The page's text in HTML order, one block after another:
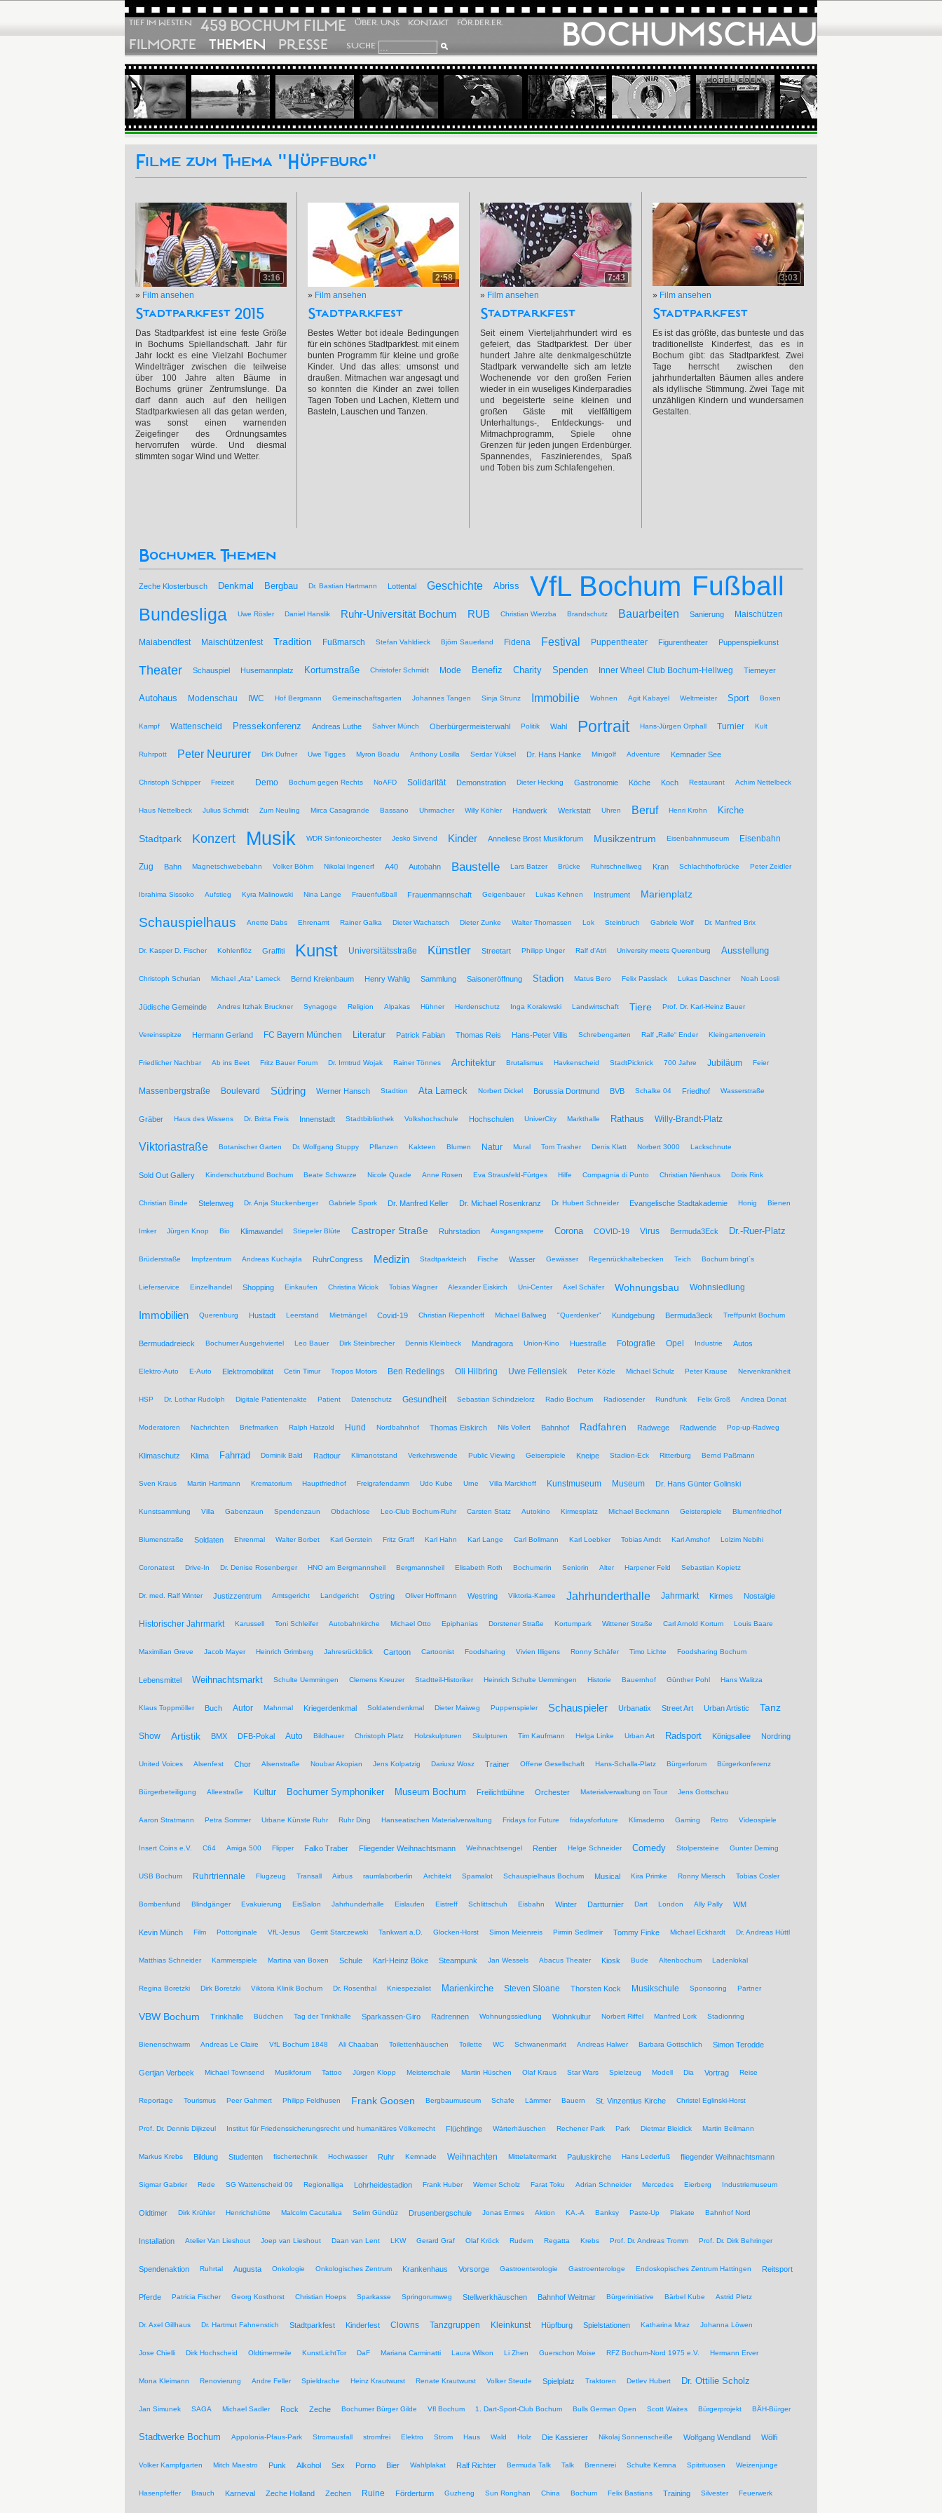
BOCHUMSCHAU
TIEF IM WESTEN 459 BOCHUM FILME ÜBER UNS KONTAKT FÖRDERER
FILMORTE THEMEN PRESSE SUCHE
Filme zum Thema "Hüpfburg"
3:16
» Film ansehen
Stadtparkfest 2015
Das Stadtparkfest ist eine feste Größe
in Bochums Spiellandschaft. Jahr für
Jahr lockt es eine Vielzahl Bochumer
Windelträger zwischen die teilweise
über 100 Jahre alten Bäume in
Bochums grüner Zentrumslunge. Da
darf dann auch auf den heiligen
Stadtparkwiesen all das getan werden,
was sonst einen warnenden
Zeigefinger des Ordnungsamtes
hervorrufen würde. Und diesmal
stimmten sogar Wind und Wetter.
2:58
» Film ansehen
Stadtparkfest
Bestes Wetter bot ideale Bedingungen
für ein schönes Stadtparkfest. mit einem
bunten Programm für kleine und große
Kinder. Und das alles: umsonst und
draußen. Mitmachen war angesagt und
so konnten die Kinder an zwei tollen
Tagen Toben und Lachen, Klettern und
Basteln, Lauschen und Tanzen.
7:43
» Film ansehen
Stadtparkfest
Seit einem Vierteljahrhundert wird es
gefeiert, das Stadtparkfest. Der über
hundert Jahre alte denkmalgeschützte
Stadtpark verwandelte sich am letzte
Wochenende vor den großen Ferien
wieder in ein wuseliges Kinderparadies
und begeisterte seine kleinen und
großen Gäste mit vielfältigem
Unterhaltungs-, Entdeckungs- und
Mitmachprogramm, Spiele ohne
Grenzen für jeden jungen Erdenbürger.
Spannendes, Faszinierendes, Spaß
und Toben bis zum Schlafengehen.
3:03
» Film ansehen
Stadtparkfest
Es ist das größte, das bunteste und das
traditionellste Kinderfest, das es in
Bochum gibt: das Stadtparkfest. Zwei
Tage herrscht zwischen den
jahrhundertalten Bäumen alles andere
als idyllische Stimmung. Zwei Tage mit
unzähligen Kindern und wundersamen
Gestalten.
Bochumer Themen
Zeche Klosterbusch Denkmal Bergbau Dr. Bastian Hartmann Lottental Geschichte Abriss VfL Bochum Fußball
Bundesliga Uwe Rösler Daniel Hanslik Ruhr-Universität Bochum RUB Christian Wierzba Brandschutz Bauarbeiten Sanierung Maischützen
Maiabendfest Maischützenfest Tradition Fußmarsch Stefan Vahldieck Björn Sauerland Fidena Festival Puppentheater Figurentheater Puppenspielkunst
Theater Schauspiel Husemannplatz Kortumstraße Christofer Schmidt Mode Benefiz Charity Spenden Inner Wheel Club Bochum-Hellweg Tiemeyer
Autohaus Modenschau IWC Hof Bergmann Gemeinschaftsgarten Johannes Tangen Sinja Strunz Immobilie Wohnen Agit Kabayel Weltmeister Sport Boxen
Kampf Wattenscheid Pressekonferenz Andreas Luthe Sahver Münch Oberbürgermeisterwahl Politik Wahl Portrait Hans-Jürgen Orphall Turnier Kult
Ruhrpott Peter Neururer Dirk Dufner Uwe Tigges Myron Boadu Anthony Losilla Serdar Yüksel Dr. Hans Hanke Minigolf Adventure Kemnader See
Christoph Schipper Freizeit Demo Bochum gegen Rechts NoAFD Solidarität Demonstration Dieter Hecking Gastronomie Köche Koch Restaurant Achim Nettelbeck
Haus Nettelbeck Julius Schmidt Zum Neuling Mirca Casagrande Bassano Uhrmacher Willy Köhler Handwerk Werkstatt Uhren Beruf Henri Krohn Kirche
Stadtpark Konzert Musik WDR Sinfonieorchester Jesko Sirvend Kinder Anneliese Brost Musikforum Musikzentrum Eisenbahnmuseum Eisenbahn
Zug Bahn Magnetschwebebahn Volker Böhm Nikolai Ingenerf A40 Autobahn Baustelle Lars Batzer Brücke Ruhrschnellweg Kran Schlachthofbrücke Peter Zeidler
Ibrahima Sissoko Aufstieg Kyra Malinowski Nina Lange Frauenfußball Frauenmannschaft Geigenbauer Lukas Kehnen Instrument Marienplatz
Schauspielhaus Anette Dabs Ehrenamt Rainer Galka Dieter Wachatsch Dieter Zunke Walter Thomassen Lok Steinbruch Gabriele Wolf Dr. Manfred Brix
Dr. Kasper D. Fischer Kohlenflöz Graffiti Kunst Universitätsstraße Künstler Streetart Philipp Unger Ralf d'Atri University meets Querenburg Ausstellung
Christoph Schurian Michael „Ata“ Lameck Bernd Kreienbaum Henry Wahlig Sammlung Saisoneröffnung Stadion Matus Bero Felix Passlack Lukas Daschner Noah Loosli
Jüdische Gemeinde Andres Itzhak Bruckner Synagoge Religion Alpakas Hühner Herdenschutz Inga Koralewski Landwirtschaft Tiere Prof. Dr. Karl-Heinz Bauer
Vereinsspitze Hermann Gerland FC Bayern München Literatur Patrick Fabian Thomas Reis Hans-Peter Villis Schrebengarten Ralf „Ralle“ Ender Kleingartenverein
Friedlicher Nachbar Ab ins Beet Fritz Bauer Forum Dr. Irmtrud Wojak Rainer Tönnes Architektur Brutalismus Havkenscheid StadtPicknick 700 Jahre Jubiläum Feier
Massenbergstraße Boulevard Südring Werner Hansch Stadtion Ata Lameck Norbert Dickel Borussia Dortmund BVB Schalke 04 Friedhof Wasserstraße
Gräber Haus des Wissens Dr. Britta Freis Innenstadt Stadtbibliothek Volkshochschule Hochschulen UniverCity Markthalle Rathaus Willy-Brandt-Platz
Viktoriastraße Botanischer Garten Dr. Wolfgang Stuppy Pflanzen Kakteen Blumen Natur Mural Tom Trasher Denis Klatt Norbert 3000 Lackschnute
Sold Out Gallery Kinderschutzbund Bochum Beate Schwarze Nicole Quade Anne Rosen Eva Strausfeld-Fürtges Hilfe Compagnia di Punto Christian Nienhaus Doris Rink
Christian Binde Stelenweg Dr. Anja Stuckenberger Gabriele Spork Dr. Manfred Keller Dr. Michael Rosenkranz Dr. Hubert Schneider Evangelische Stadtakademie Honig Bienen
Imker Jürgen Knop Bio Klimawandel Stiepeler Blüte Castroper Straße Ruhrstadion Ausgangssperre Corona COVID-19 Virus Bermuda3Eck Dr.-Ruer-Platz
Brüderstraße Impfzentrum Andreas Kuchajda RuhrCongress Medizin Stadtparkteich Fische Wasser Gewässer Regenrückhaltebecken Teich Bochum bringt´s
Lieferservice Einzelhandel Shopping Einkaufen Christina Wiciok Tobias Wagner Alexander Eiskirch Uni-Center Axel Schäfer Wohnungsbau Wohnsiedlung
Immobilien Querenburg Hustadt Leerstand Mietmängel Covid-19 Christian Riepenhoff Michael Ballweg "Querdenker" Kundgebung Bermuda3eck Treffpunkt Bochum
Bermudadreieck Bochumer Ausgehviertel Leo Bauer Dirk Steinbrecher Dennis Kleinbeck Mandragora Union-Kino Huestraße Fotografie Opel Industrie Autos
Elektro-Auto E-Auto Elektromobilität Cetin Timur Tropos Motors Ben Redelings Oli Hilbring Uwe Fellensiek Peter Közle Michael Schulz Peter Krause Nervenkrankheit
HSP Dr. Lothar Rudolph Digitale Patientenakte Patient Datenschutz Gesundheit Sebastian Schindzielorz Radio Bochum Radiosender Rundfunk Felix Groß Andrea Donat
Moderatoren Nachrichten Briefmarken Ralph Hatzold Hund Nordbahnhof Thomas Eiskirch Nils Vollert Bahnhof Radfahren Radwege Radwende Pop-up-Radweg
Klimaschutz Klima Fahrrad Dominik Bald Radtour Klimanotstand Verkehrswende Public Viewing Geiserspiele Kneipe Stadion-Eck Ritterburg Bernd Paßmann
Sven Kraus Martin Hartmann Krematorium Hauptfriedhof Freigrafendamm Udo Kube Urne Villa Marckhoff Kunstmuseum Museum Dr. Hans Günter Golinski
Kunstsammlung Villa Gabenzaun Spendenzaun Obdachlose Leo-Club Bochum-Ruhr Carsten Statz Autokino Kirmesplatz Michael Beckmann Geisterspiele Blumenfriedhof
Blumenstraße Soldaten Ehrenmal Walter Borbet Karl Gerstein Fritz Graff Karl Hahn Karl Lange Carl Bollmann Karl Loebker Tobias Arndt Karl Amshof Lolzim Nebihi
Coronatest Drive-In Dr. Denise Rosenberger HNO am Bergmannsheil Bergmannsheil Elisabeth Roth Bochumerin Seniorin Alter Harpener Feld Sebastian Kopietz
Dr. med. Ralf Winter Justizzentrum Amtsgericht Landgericht Ostring Oliver Hoffmann Westring Viktoria-Karree Jahrhunderthalle Jahrmarkt Kirmes Nostalgie
Historischer Jahrmarkt Karussell Toni Schleifer Autobahnkirche Michael Otto Epiphanias Dorstener Straße Kortumpark Wittener Straße Carl Arnold Kortum Louis Baare
Maximilian Greve Jacob Mayer Heinrich Grimberg Jahresrückblick Cartoon Cartoonist Foodsharing Vivien Illigens Ronny Schäfer Timo Lichte Foodsharing Bochum
Lebensmittel Weihnachtsmarkt Schulte Uemmingen Clemens Kreuzer Stadtteil-Historiker Heinrich Schulte Uemmingen Historie Bauernhof Günther Pohl Hans Walitza
Klaus Toppmöller Buch Autor Mahnmal Kriegerdenkmal Soldatendenkmal Dieter Maiweg Puppenspieler Schauspieler Urbanatix Street Art Urban Artistic Tanz
Show Artistik BMX DFB-Pokal Auto Bildhauer Christoph Platz Holzskulpturen Skulpturen Tim Kaufmann Helga Linke Urban Art Radsport Königsallee Nordring
United Voices Alsenfest Chor Alsenstraße Noubar Akopian Jens Kolpatzig Dariusz Wosz Trainer Offene Gesellschaft Hans-Schalla-Platz Bürgerforum Bürgerkonferenz
Bürgerbeteiligung Alleestraße Kultur Bochumer Symphoniker Museum Bochum Freilichtbühne Orchester Materialverwaltung on Tour Jens Gottschau
Aaron Stratmann Petra Sommer Urbane Künste Ruhr Ruhr Ding Hanseatischen Materialverwaltung Fridays for Future fridaysforfuture Klimademo Gaming Retro Videospiele
Insert Coins e.V. C64 Amiga 500 Flipper Falko Traber Fliegender Weihnachtsmann Weihnachtsengel Rentier Helge Schneider Comedy Stolpersteine Gunter Deming
USB Bochum Ruhrtriennale Flugzeug Transall Airbus raumlaborberlin Architekt Spamalot Schauspielhaus Bochum Musical Kira Primke Ronny Miersch Tobias Cosler
Bombenfund Blindgänger Evakuierung EisSalon Jahrhunderhalle Eislaufen Eistreff Schlittschuh Eisbahn Winter Dartturnier Dart London Ally Pally WM
Kevin Münch Film Pottoriginale VfL-Jesus Gerrit Starczewski Tankwart a.D. Glocken-Horst Simon Meienreis Pirmin Sedlmeir Tommy Finke Michael Eckhardt Dr. Andreas Hüttl
Matthias Schneider Kammerspiele Martina van Boxen Schule Karl-Heinz Böke Steampunk Jan Wessels Abacus Theater Kiosk Bude Altenbochum Ladenlokal
Regina Boretzki Dirk Boretzki Viktoria Klinik Bochum Dr. Rosenthal Kniespezialist Marienkirche Steven Sloane Thorsten Kock Musikschule Sponsoring Partner
VBW Bochum Trinkhalle Büdchen Tag der Trinkhalle Sparkassen-Giro Radrennen Wohnungssiedlung Wohnkultur Norbert Riffel Manfred Lork Stadionring
Bienenschwarm Andreas Le Claire VfL Bochum 1848 Ali Chaaban Toilettenhäuschen Toilette WC Schwanenmarkt Andreas Halwer Barbara Gottschlich Simon Terodde
Gertjan Verbeek Michael Townsend Musikforum Tattoo Jürgen Klopp Meisterschale Martin Hüschen Olaf Kraus Star Wars Spielzeug Modell Dia Vortrag Reise
Reportage Tourismus Peer Gahmert Philipp Feldhusen Frank Goosen Bergbaumuseum Schafe Lämmer Bauern St. Vinzentius Kirche Christel Eglinski-Horst
Prof. Dr. Dennis Dijkzeul Institut für Friedenssicherungsrecht und humanitäres Völkerrecht Flüchtlinge Wärterhäuschen Rechener Park Park Dietmar Bleidick Martin Beilmann
Markus Krebs Bildung Studenten fischertechnik Hochwasser Ruhr Kemnade Weihnachten Mittelaltermarkt Pauluskirche Hans Lederfuß fliegender Weihnachtsmann
Sigmar Gabrier Rede SG Wattenscheid 09 Regionalliga Lohrheidestadion Frank Huber Werner Scholz Farat Toku Adrian Schneider Mercedes Eierberg Industriemuseum
Oldtimer Dirk Krühler Henrichshütte Malcolm Cacutalua Selim Gündüz Drusenbergschule Jonas Ermes Aktion KA.-A Banksy Paste-Up Plakate Bahnhof Nord
Installation Atelier Van Lieshout Joep van Lieshout Daan van Lent LKW Gerard Graf Olaf Kröck Rudern Regatta Krebs Prof. Dr. Andreas Tromm Prof. Dr. Dirk Behringer
Spendenaktion Ruhrtal Augusta Onkologie Onkologisches Zentrum Krankenhaus Vorsorge Gastroenterologie Gastroenterologe Endoskopisches Zentrum Hattingen Reitsport
Pferde Patricia Fischer Georg Kosthorst Christian Hoeps Sparkasse Springorumweg Stellwerkhäuschen Bahnhof Weitmar Bürgerinitiative Bärbel Kube Astrid Pletz
Dr. Axel Gillhaus Dr. Hartmut Fahnenstich Stadtparkfest Kinderfest Clowns Tanzgruppen Kleinkunst Hüpfburg Spielstationen Katharina Mraz Johanna Löwen
Jose Chielli Dirk Hochscheid Oldtimermeile KunstLichtTor DaF Mariana Carminatti Laura Wilson Li Zhen Guerschon Moise RFZ Bochum-Nord 1975 e.V. Hermann Erver
Mona Kleimann Renovierung Andre Feller Spieldrache Heinz Krautwurst Renate Krautwurst Volker Steude Spielplatz Traktoren Detlev Hubert Dr. Ottilie Scholz
Jan Simunek SAGA Michael Sadler Rock Zeche Bochumer Bürger Gilde Vfl Bochum 1. Dart-Sport-Club Bochum Bulls German Open Scott Waites Bürgerprojekt BÄH-Bürger
Stadtwerke Bochum Appolonia-Pfaus-Park Stromausfall stromfrei Elektro Strom Haus Wald Holz Die Kassierer Nikolaj Sonnenscheiße Wolfgang Wendland Wölfi
Volker Kampfgarten Mitch Maestro Punk Alkohol Sex Porno Bier Wahlplakat Ralf Richter Bermuda Talk Talk Brennerei Schulte Kemna Spitrituosen Weizenjunge
Hasenpfeffer Brauch Karneval Zeche Holland Zechen Ruine Förderturm Guzheng Sun Ronghan China Bochum Felix Bastians Training Silvester Feuerwerk